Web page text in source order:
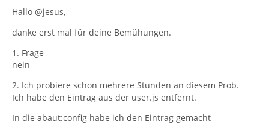
Hallo @jesus,
danke erst mal für deine Bemühungen.
1. Frage
nein
2. Ich probiere schon mehrere Stunden an diesem Prob.
Ich habe den Eintrag aus der user.js entfernt.
In die abaut:config habe ich den Eintrag gemacht